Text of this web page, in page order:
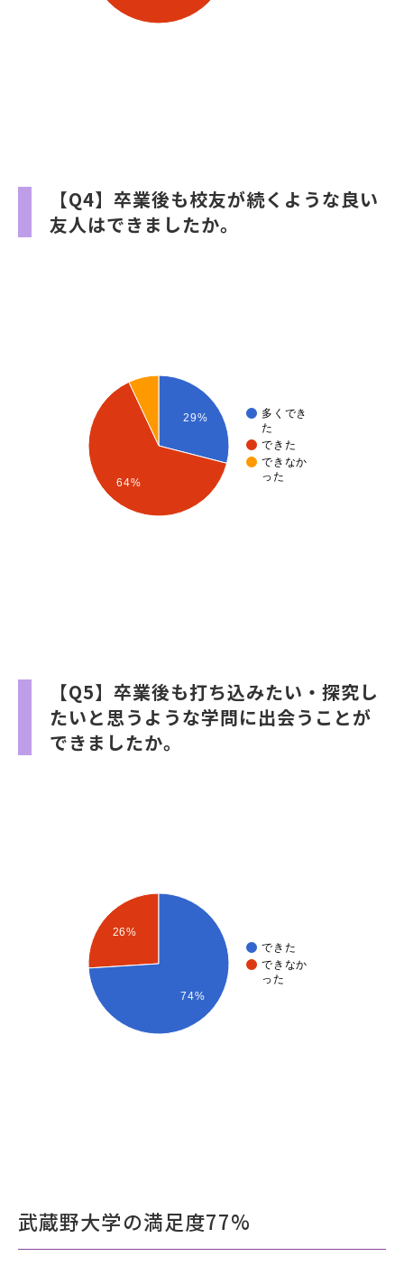
【Q4】卒業後も校友が続くような良い
友人はできましたか。
多くでき
た
できた
できなか
った
29%
64%
【Q5】卒業後も打ち込みたい・探究し
たいと思うような学問に出会うことが
できましたか。
できた
できなか
った
26%
74%
武蔵野大学の満足度77%